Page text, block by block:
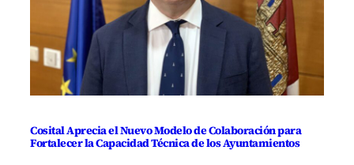
Cosital Aprecia el Nuevo Modelo de Colaboración para
Fortalecer la Capacidad Técnica de los Ayuntamientos